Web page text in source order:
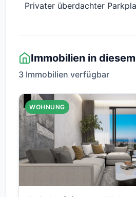
Privater überdachter
Immobilien in
3 Immobilien verfügbar
WOHNUNG